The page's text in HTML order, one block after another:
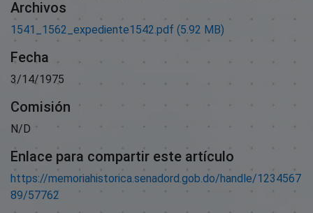
Archivos
1541_1562_expediente1542.pdf (5.92 MB)
Fecha
3/14/1975
Comisión
N/D
Enlace para compartir este artículo
https://memoriahistorica.senadord.gob.do/handle/1234567
89/57762